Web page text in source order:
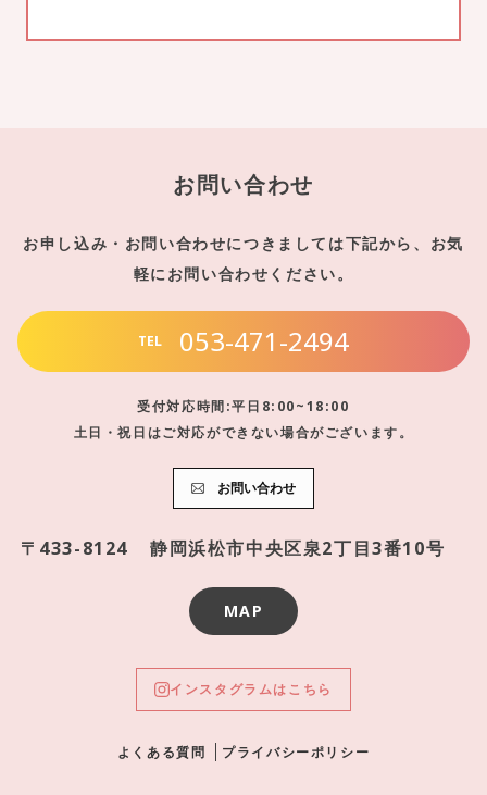
お問い合わせ
お申し込み・お問い合わせにつきましては下記から、お気
軽にお問い合わせください。
TEL 053-471-2494
受付対応時間:平日8:00~18:00
土日・祝日はご対応ができない場合がございます。
お問い合わせ
〒433-8124 静岡浜松市中央区泉2丁目3番10号
MAP
インスタグラムはこちら
よくある質問 プライバシーポリシー